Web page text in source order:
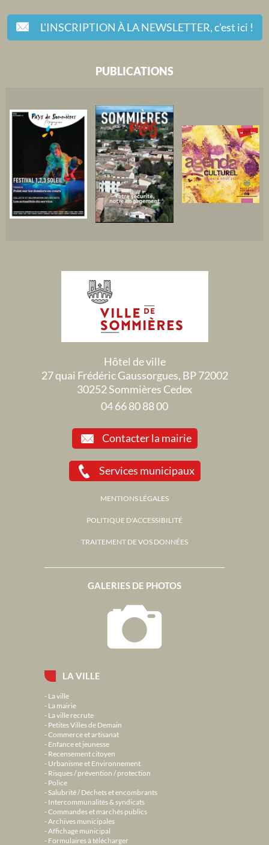
L'INSCRIPTION À LA NEWSLETTER,c'est ici !
LA VILLE
La ville
La mairie
La ville recrute
Petites Villes de Demain
Commerce et artisanat
Enfance et jeunesse
Recensement citoyen
Urbanisme et Environnement
Risques / prévention / protection
Police
Salubrité / Déchets et encombrants
Intercommunalités & syndicats
Commandes et marchés publics
Archives municipales
Affichage municipal
Formulaires à télécharger
GALERIES DE PHOTOS
PUBLICATIONS
Hôtel de ville
27 quai Frédéric Gaussorgues, BP 72002
30252 Sommières Cedex
04 66 80 88 00
Contacter la mairie
Services municipaux
MENTIONS LÉGALES
POLITIQUE D'ACCESSIBILITÉ
TRAITEMENT DE VOS DONNÉES